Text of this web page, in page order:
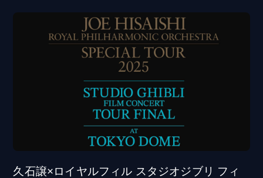
久石譲×ロイヤルフィル スタジオジブリ フィ